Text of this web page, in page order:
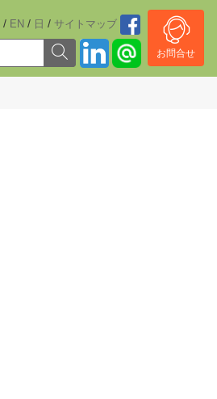
/ EN / 日 / サイトマッブ
お問合せ